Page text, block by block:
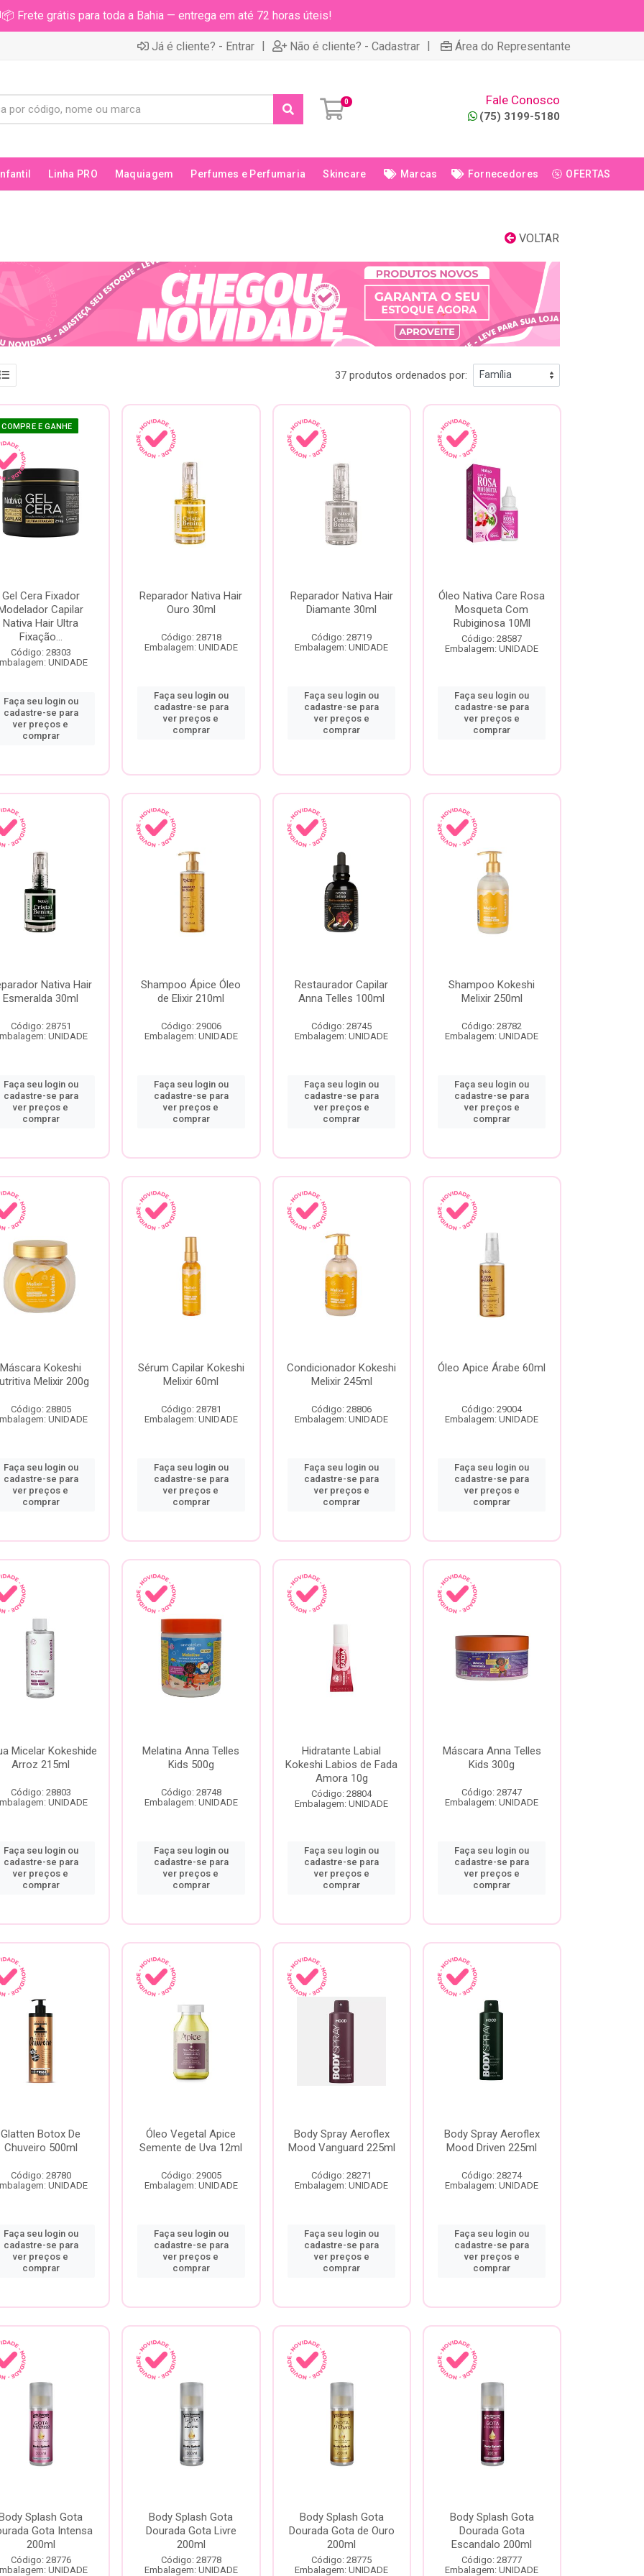
Frete grátis para toda a Bahia — entrega em até 72 horas úteis!
Já é cliente? - Entrar | Não é cliente? - Cadastrar | Área do Representante
0 Fale Conosco
(75) 3199-5180
Linha PRO Maquiagem Perfumes e Perfumaria Skincare Marcas Fornecedores OFERTAS
VOLTAR
37 produtos ordenados por:
COMPRE E GANHE
Gel Cera Fixador
Capilar
Nativa Hair Ultra
Fixação...
Código: 28303
UNIDADE
Faça seu login ou
cadastre-se para
ver preços e
comprar
Reparador Nativa Hair
Ouro 30ml
Código: 28718
Embalagem: UNIDADE
Faça seu login ou
cadastre-se para
ver preços e
comprar
Reparador Nativa Hair
Diamante 30ml
Código: 28719
Embalagem: UNIDADE
Faça seu login ou
cadastre-se para
ver preços e
comprar
Óleo Nativa Care Rosa
Mosqueta Com
Rubiginosa 10Ml
Código: 28587
Embalagem: UNIDADE
Faça seu login ou
cadastre-se para
ver preços e
comprar
Nativa Hair
Esmeralda 30ml
Código: 28751
UNIDADE
Faça seu login ou
cadastre-se para
ver preços e
comprar
Shampoo Ápice Óleo
de Elixir 210ml
Código: 29006
Embalagem: UNIDADE
Faça seu login ou
cadastre-se para
ver preços e
comprar
Restaurador Capilar
Anna Telles 100ml
Código: 28745
Embalagem: UNIDADE
Faça seu login ou
cadastre-se para
ver preços e
comprar
Shampoo Kokeshi
Melixir 250ml
Código: 28782
Embalagem: UNIDADE
Faça seu login ou
cadastre-se para
ver preços e
comprar
Máscara Kokeshi
Melixir 200g
Código: 28805
UNIDADE
Faça seu login ou
cadastre-se para
ver preços e
comprar
Sérum Capilar Kokeshi
Melixir 60ml
Código: 28781
Embalagem: UNIDADE
Faça seu login ou
cadastre-se para
ver preços e
comprar
Condicionador Kokeshi
Melixir 245ml
Código: 28806
Embalagem: UNIDADE
Faça seu login ou
cadastre-se para
ver preços e
comprar
Óleo Apice Árabe 60ml
Código: 29004
Embalagem: UNIDADE
Faça seu login ou
cadastre-se para
ver preços e
comprar
Micelar Kokeshide
Arroz 215ml
Código: 28803
UNIDADE
Faça seu login ou
cadastre-se para
ver preços e
comprar
Melatina Anna Telles
Kids 500g
Código: 28748
Embalagem: UNIDADE
Faça seu login ou
cadastre-se para
ver preços e
comprar
Hidratante Labial
Kokeshi Labios de Fada
Amora 10g
Código: 28804
Embalagem: UNIDADE
Faça seu login ou
cadastre-se para
ver preços e
comprar
Máscara Anna Telles
Kids 300g
Código: 28747
Embalagem: UNIDADE
Faça seu login ou
cadastre-se para
ver preços e
comprar
Glatten Botox De
Chuveiro 500ml
Código: 28780
UNIDADE
Faça seu login ou
cadastre-se para
ver preços e
comprar
Óleo Vegetal Apice
Semente de Uva 12ml
Código: 29005
Embalagem: UNIDADE
Faça seu login ou
cadastre-se para
ver preços e
comprar
Body Spray Aeroflex
Mood Vanguard 225ml
Código: 28271
Embalagem: UNIDADE
Faça seu login ou
cadastre-se para
ver preços e
comprar
Body Spray Aeroflex
Mood Driven 225ml
Código: 28274
Embalagem: UNIDADE
Faça seu login ou
cadastre-se para
ver preços e
comprar
Splash Gota
Gota Intensa
200ml
Código: 28776
UNIDADE
Body Splash Gota
Dourada Gota Livre
200ml
Código: 28778
Embalagem: UNIDADE
Body Splash Gota
Dourada Gota de Ouro
200ml
Código: 28775
Embalagem: UNIDADE
Body Splash Gota
Dourada Gota
Escandalo 200ml
Código: 28777
Embalagem: UNIDADE